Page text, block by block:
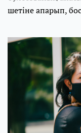
шетіне апарып,